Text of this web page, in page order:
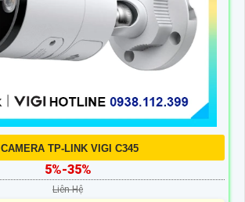
CAMERA TP-LINK VIGI C345
5%-35%
Liên Hệ